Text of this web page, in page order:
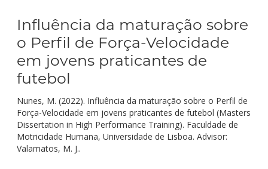
Influência da maturação sobre
o Perfil de Força-Velocidade
em jovens praticantes de
futebol
Nunes, M. (2022). Influência da maturação sobre o Perfil de
Força-Velocidade em jovens praticantes de futebol (Masters
Dissertation in High Performance Training). Faculdade de
Motricidade Humana, Universidade de Lisboa. Advisor:
Valamatos, M. J..